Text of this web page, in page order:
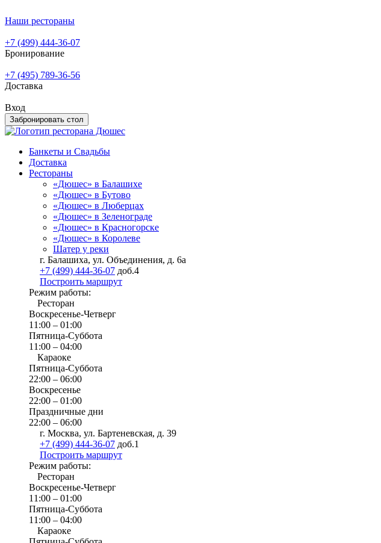
Наши рестораны
+7 (499) 444-36-07
Бронирование
+7 (495) 789-36-56
Доставка
Вход
Забронировать стол
Банкеты и Свадьбы
Доставка
Рестораны
«Дюшес» в Балашихе
«Дюшес» в Бутово
«Дюшес» в Люберцах
«Дюшес» в Зеленограде
«Дюшес» в Красногорске
«Дюшес» в Королеве
Шатер у реки
г. Балашиха, ул. Объединения, д. 6а
+7 (499) 444-36-07 доб.4
Построить маршрут
Режим работы:
Ресторан
Воскресенье-Четверг
11:00 – 01:00
Пятница-Суббота
11:00 – 04:00
Караоке
Пятница-Суббота
22:00 – 06:00
Воскресенье
22:00 – 01:00
Праздничные дни
22:00 – 06:00
г. Москва, ул. Бартеневская, д. 39
+7 (499) 444-36-07 доб.1
Построить маршрут
Режим работы:
Ресторан
Воскресенье-Четверг
11:00 – 01:00
Пятница-Суббота
11:00 – 04:00
Караоке